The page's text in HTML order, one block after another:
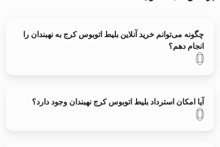
چگونه می‌توانم خرید آنلاین بلیط اتوبوس کرج به نهبندان را
انجام دهم؟
آیا امکان استرداد بلیط اتوبوس کرج نهبندان وجود دارد؟